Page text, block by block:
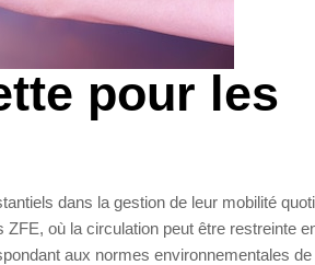
pour les
dans la gestion de leur mobilité
où la circulation peut être restreinte
aux normes environnementales de